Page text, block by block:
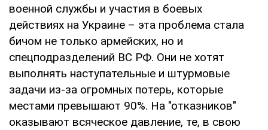
военной службы и участия в боевых
действиях на Украине – эта проблема стала
бичом не только армейских, но и
спецподразделений ВС РФ. Они не хотят
выполнять наступательные и штурмовые
задачи из-за огромных потерь, которые
местами превышают 90%. На "отказников"
оказывают всяческое давление, те, в свою